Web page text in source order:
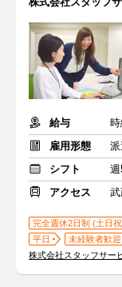
給与
雇用形態
派
シフト
アクセス
完全週休2日制 (土日
平日
未経験者歓迎
株式会社スタッフサー